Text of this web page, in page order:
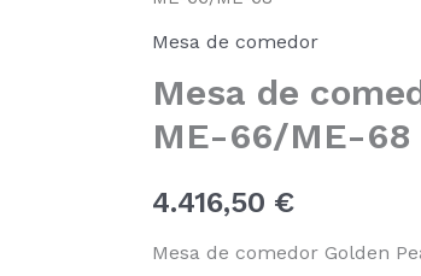
Mesa de comedor
Mesa de
ME-66/ME-68
4.416,50 €
Mesa de comedor Golden
comedor
Golden
ME-
66/ME-
68
cantidad